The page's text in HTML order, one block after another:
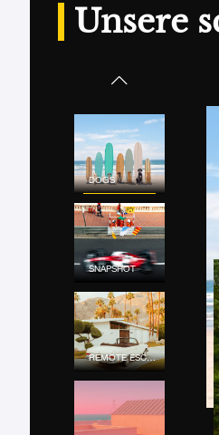
Unsere
DOGS
SNAPSHOT
REMOTE ESCAPE